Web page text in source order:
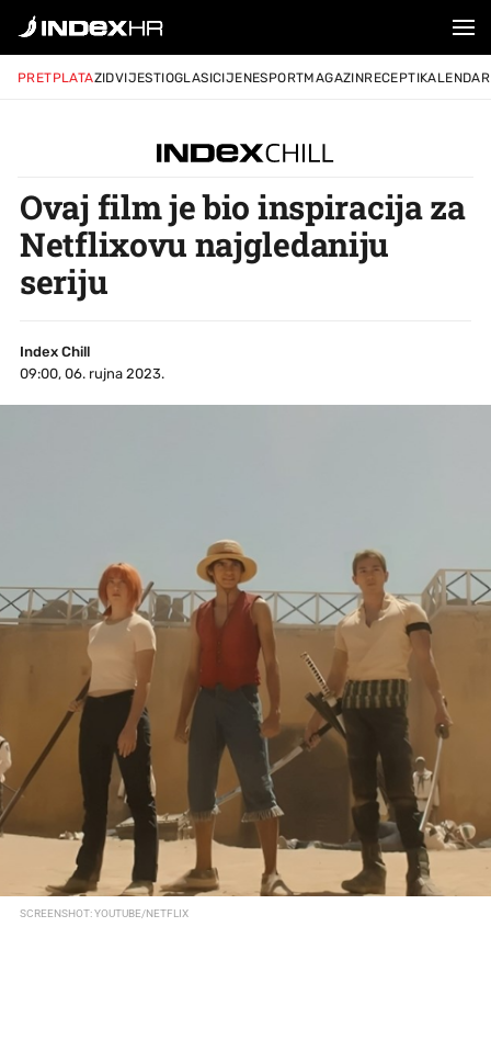
PRETPLATAZIDVIJESTIOGLASICIJENESPORTMAGAZINRECEPTIKALENDAR
Ovaj film je bio inspiracija za
Netflixovu najgledaniju
seriju
Index Chill
09:00, 06. rujna 2023.
SCREENSHOT: YOUTUBE/NETFLIX